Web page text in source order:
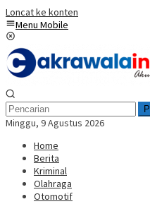
Loncat ke konten
Menu Mobile
Minggu, 9 Agustus 2026
Home
Berita
Kriminal
Olahraga
Otomotif